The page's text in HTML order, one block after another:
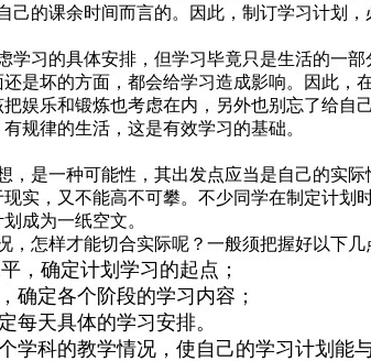
己的课余时间而言的。因此，制订学习计划，
学习的具体安排，但学习毕竟只是生活的一
是坏的方面，都会给学习造成影响。因此
娱乐和锻炼也考虑在内，另外也别忘了给
规律的生活，这是有效学习的基础。
，是一种可能性，其出发点应当是自己的实
实，又不能高不可攀。不少同学在制定计
成为一纸空文。
，怎样才能切合实际呢？一般须把握好以下几
，确定计划学习的起点；
确定各个阶段的学习内容；
每天具体的学习安排。
学科的教学情况，使自己的学习计划能